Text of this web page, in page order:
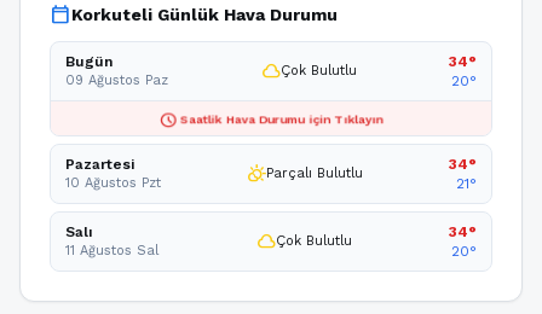
calendar_todayKorkuteli Günlük Hava Durumu
Bugün
09 Ağustos Paz cloudÇok Bulutlu
34°
20°
schedule Saatlik Hava Durumu için Tıklayın
Pazartesi
10 Ağustos Pzt partly_cloudy_dayParçalı Bulutlu
34°
21°
Salı
11 Ağustos Sal cloudÇok Bulutlu
34°
20°